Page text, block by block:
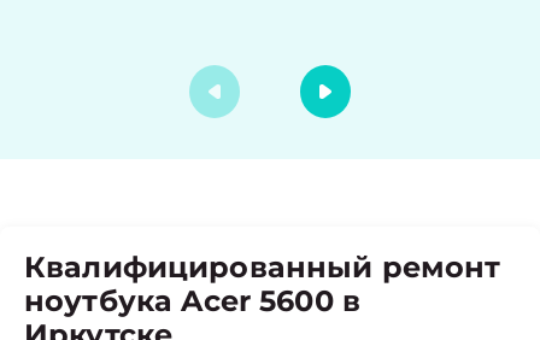
Квалифицированный ремонт
ноутбука Acer 5600 в